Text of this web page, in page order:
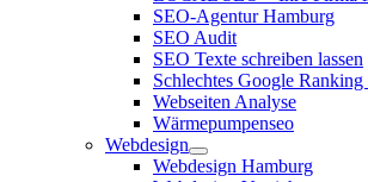
SEO-Agentur Hamburg
SEO Audit
SEO Texte schreiben lassen
Schlechtes Google Ranking
Webseiten Analyse
Wärmepumpenseo
Webdesign
Webdesign Hamburg